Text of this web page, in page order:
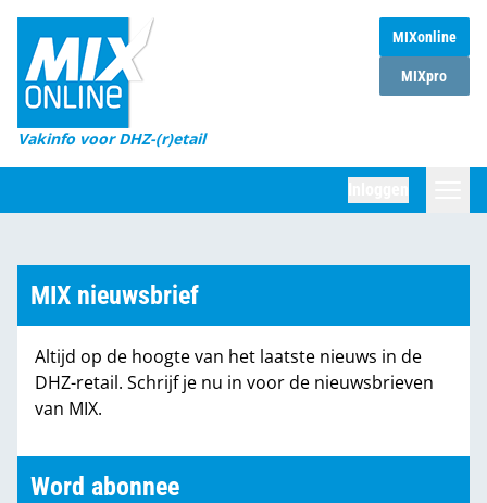
MIXonline
MIXpro
Vakinfo voor DHZ-(r)etail
Home
Magazines
DHZ Sessie
Marktcijfers
Partners
MIX nieuwsbrief
Altijd op de hoogte van het laatste nieuws in de
DHZ-retail. Schrijf je nu in voor de nieuwsbrieven
van MIX.
Word abonnee